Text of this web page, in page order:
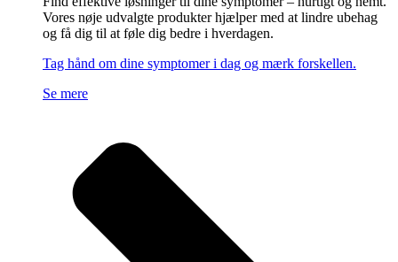
Vores nøje udvalgte produkter hjælper med at lindre ubehag
og få dig til at føle dig bedre i hverdagen.
Tag hånd om dine symptomer i dag og mærk forskellen.
Se mere